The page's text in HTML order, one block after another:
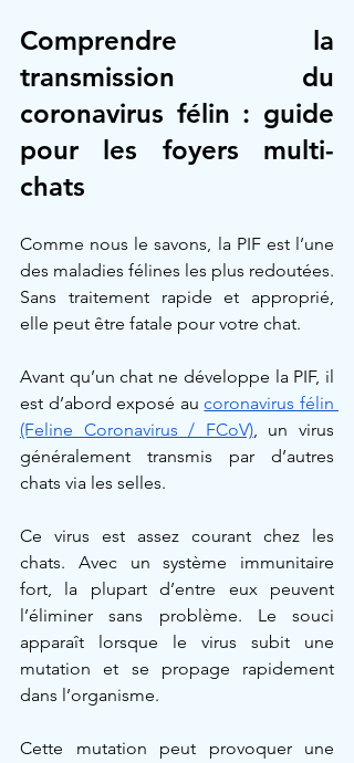
Comprendre la
transmission du
coronavirus félin : guide
pour les foyers multi-
chats
Comme nous le savons, la PIF est l’une
des maladies félines les plus redoutées.
Sans traitement rapide et approprié,
elle peut être fatale pour votre chat.
Avant qu’un chat ne développe la PIF, il
est d’abord exposé au coronavirus félin
(Feline Coronavirus / FCoV), un virus
généralement transmis par d’autres
chats via les selles.
Ce virus est assez courant chez les
chats. Avec un système immunitaire
fort, la plupart d’entre eux peuvent
l’éliminer sans problème. Le souci
apparaît lorsque le virus subit une
mutation et se propage rapidement
dans l’organisme.
Cette mutation peut provoquer une